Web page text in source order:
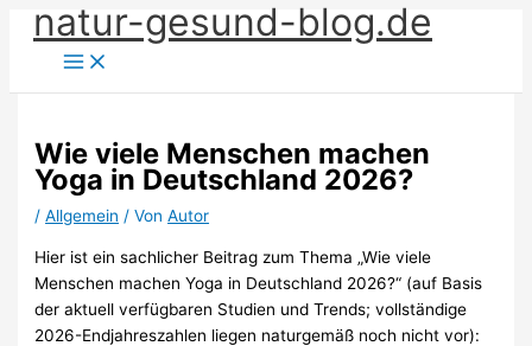
Zum
Inhalt
springen
natur-gesund-blog.de
Wie viele Menschen machen
Yoga in Deutschland 2026?
/Allgemein / VonAutor
Hier ist ein sachlicher Beitrag zum Thema „Wie viele
Menschen machen Yoga in Deutschland 2026?“ (auf Basis
der aktuell verfügbaren Studien und Trends; vollständige
2026-Endjahreszahlen liegen naturgemäß noch nicht vor):